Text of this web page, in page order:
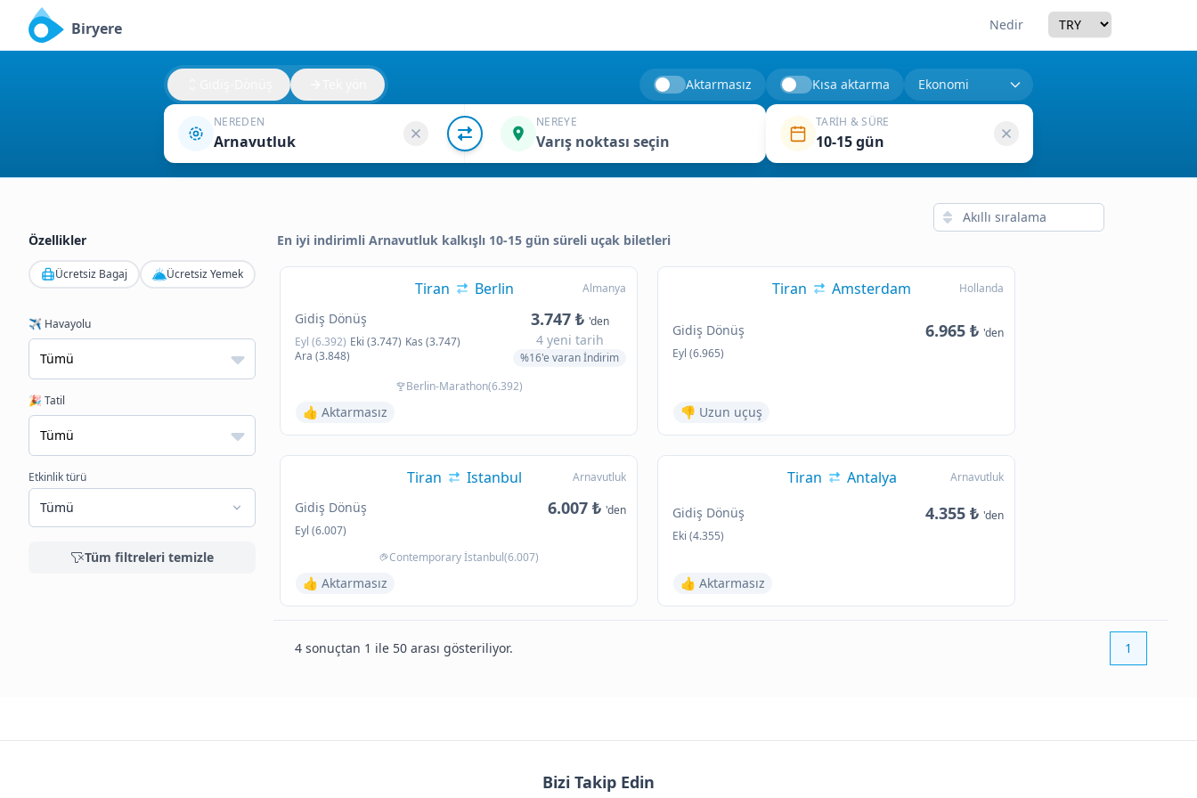
Biryere Nedir Currency
Aktarmasız Kısa aktarma
NEREDEN
Arnavutluk
NEREYE
Varış noktası seçin
TARIH & SÜRE
10-15 gün
Özellikler
Ücretsiz Bagaj Ücretsiz Yemek
✈️ Havayolu
🎉 Tatil
Etkinlik türü
Tümü
Tüm filtreleri temizle
En iyi indirimli Arnavutluk kalkışlı 10-15 gün süreli uçak biletleri
Almanya
Tiran Berlin
Gidiş Dönüş
Eyl (6.392) Eki (3.747) Kas (3.747)
Ara (3.848)
3.747 ₺ 'den
4 yeni tarih
%16'e varan İndirim
Berlin-Marathon(6.392)
👍 Aktarmasız
Hollanda
Tiran Amsterdam
Gidiş Dönüş
Eyl (6.965)
6.965 ₺ 'den
👎 Uzun uçuş
Arnavutluk
Tiran Istanbul
Gidiş Dönüş
Eyl (6.007)
6.007 ₺ 'den
Contemporary İstanbul(6.007)
👍 Aktarmasız
Arnavutluk
Tiran Antalya
Gidiş Dönüş
Eki (4.355)
4.355 ₺ 'den
👍 Aktarmasız
4 sonuçtan 1 ile 50 arası gösteriliyor. 1
Bizi Takip Edin